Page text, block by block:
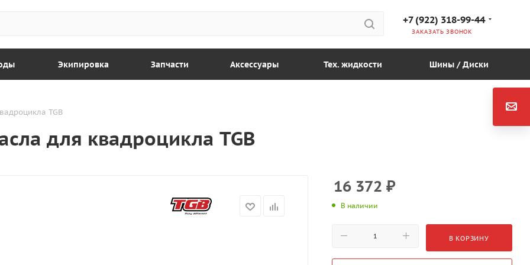
+7 (922) 318-99-44
ЗАКАЗАТЬ ЗВОНОК
Экипировка Запчасти Аксессуары Тех. жидкости Шины / Диски
TGB
для квадроцикла TGB
16 372 ₽
В наличии
В КОРЗИНУ